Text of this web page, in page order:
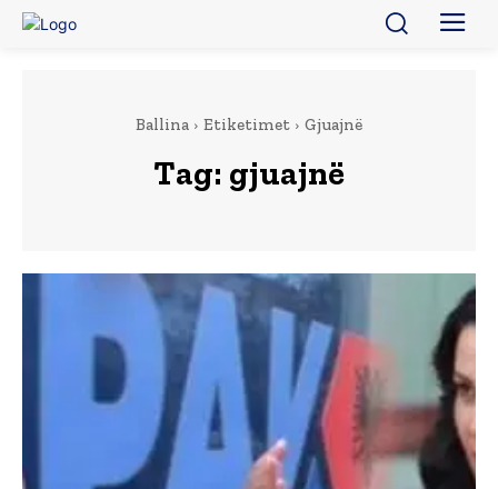
Ballina Etiketimet Gjuajnë
Tag: gjuajnë